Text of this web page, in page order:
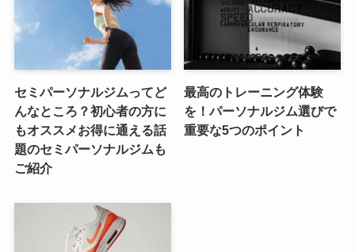
セミパーソナルジムってど
んなところ？初心者の方に
もオススメお得に通える話
題のセミパーソナルジムも
ご紹介
最高のトレーニング体験
を！パーソナルジム選びで
重要な5つのポイント